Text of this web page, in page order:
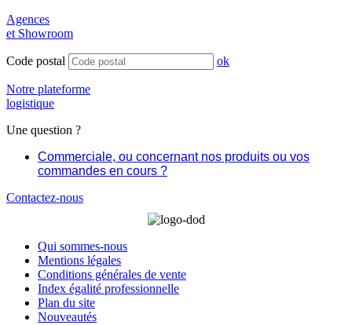
Agences
et Showroom
Code postal ok
Notre plateforme
logistique
Une question ?
Commerciale, ou concernant nos produits ou vos
commandes en cours ?
Contactez-nous
Qui sommes-nous
Mentions légales
Conditions générales de vente
Index égalité professionnelle
Plan du site
Nouveautés